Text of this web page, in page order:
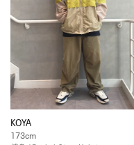
KOYA
173cm